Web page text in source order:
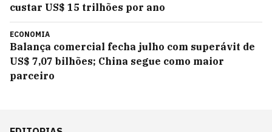
custar US$ 15 trilhões por ano
ECONOMIA
Balança comercial fecha julho com superávit de
US$ 7,07 bilhões; China segue como maior
parceiro